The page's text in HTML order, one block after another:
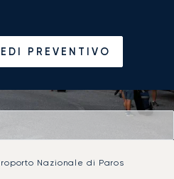
PREVENTIVO
Nazionale di Paros